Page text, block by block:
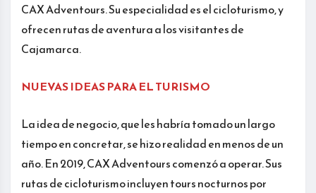
CAX Adventours. Su especialidad es el cicloturismo, y
ofrecen rutas de aventura a los visitantes de
Cajamarca.
NUEVAS IDEAS PARA EL TURISMO
La idea de negocio, que les habría tomado un largo
tiempo en concretar, se hizo realidad en menos de un
año. En 2019, CAX Adventours comenzó a operar. Sus
rutas de cicloturismo incluyen tours nocturnos por